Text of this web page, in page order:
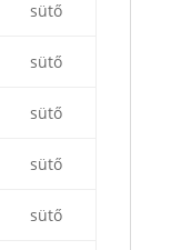
sütő
sütő
sütő
sütő
sütő